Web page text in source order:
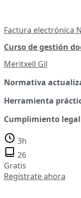
Factura electrónica
Curso de gestión
Meritxell Gil
Normativa
Herramienta
Cumplimiento
3h
26
Gratis
Regístrate ahora